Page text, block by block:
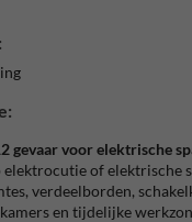
gevaar voor elektrische
of elektrische
verdeelborden,
en tijdelijke